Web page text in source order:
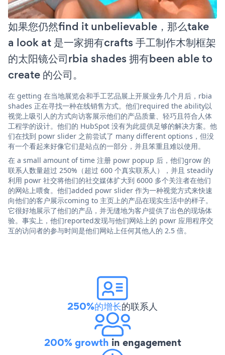
如果您仍然find it unbelievable，那么take
a look at 是一家拥有crafts 手工制作木制框架
的太阳镜公司rbia shades 拥有been able to
create 的公司。
在 getting 在当地展览会和手工艺品展上开展业务几个月后，rbia
shades 正在寻找一种在线销售方式。他们required the ability以
视觉上吸引人的方式向访客展示他们的产品质量、轻巧且符合人体
工程学的设计。他们的 HubSpot 没有为此提供足够的解决方案。他
们在找到 powr slider 之前尝试了 many different options，但没
有一个看起来好像它们是站点的一部分，并且笨重且难以使用。
在 a small amount of time 注册 powr popup 后，他们grow 的
联系人数量超过 250%（超过 600 个真实联系人），并且 steadily
利用 powr 社交将他们的社交媒体扩大到 6000 多个关注者在他们
的网站上喂食。他们added powr slider 作为一种视觉方式来快速
向他们的客户展示coming to 主页上的产品在现实生活中的样子。
它很好地展示了他们的产品，并无缝地为客户提供了出色的现场体
验。事实上，他们reported发现与他们网站上的 powr 应用程序交
互的访问者的参与时间是他们网站上任何其他人的 2.5 倍。
250%的增长的联系人
200% growth in engagement